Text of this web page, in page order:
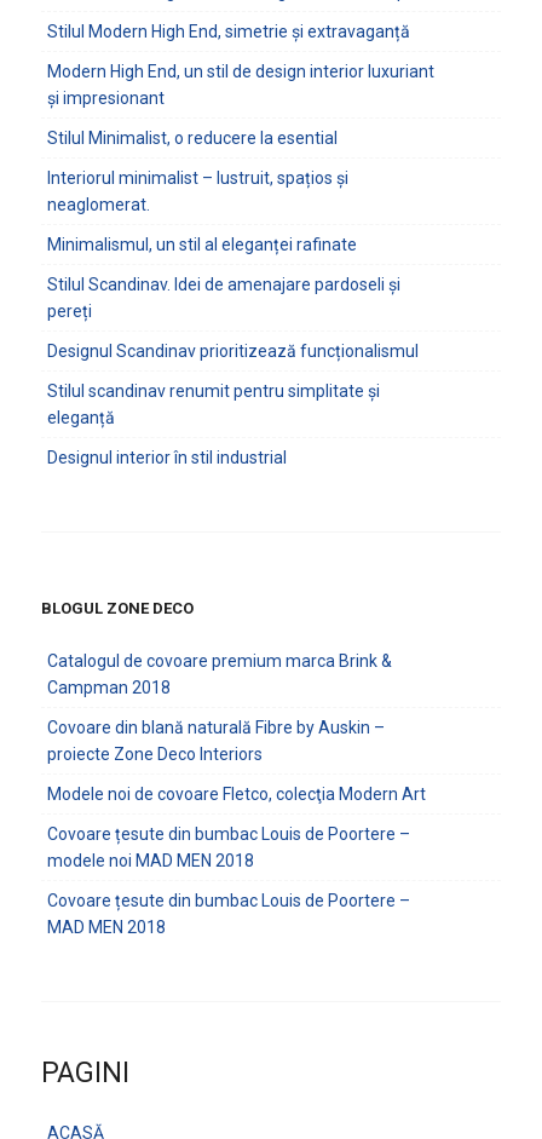
Stilul Modern High End, simetrie și extravaganță
Modern High End, un stil de design interior luxuriant
și impresionant
Stilul Minimalist, o reducere la esential
Interiorul minimalist – lustruit, spațios și
neaglomerat.
Minimalismul, un stil al eleganței rafinate
Stilul Scandinav. Idei de amenajare pardoseli și
pereți
Designul Scandinav prioritizează funcționalismul
Stilul scandinav renumit pentru simplitate și
eleganță
Designul interior în stil industrial
BLOGUL ZONE DECO
Catalogul de covoare premium marca Brink &
Campman 2018
Covoare din blană naturală Fibre by Auskin –
proiecte Zone Deco Interiors
Modele noi de covoare Fletco, colecţia Modern Art
Covoare țesute din bumbac Louis de Poortere –
modele noi MAD MEN 2018
Covoare țesute din bumbac Louis de Poortere –
MAD MEN 2018
PAGINI
ACASĂ